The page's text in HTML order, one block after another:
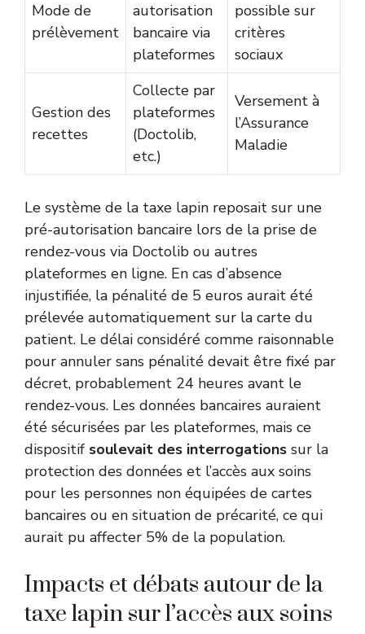
Mode de
prélèvement
autorisation
bancaire via
plateformes
possible sur
critères
sociaux
Gestion des
recettes
Collecte par
plateformes
(Doctolib,
etc.)
Versement à
l’Assurance
Maladie
Le système de la taxe lapin reposait sur une
pré-autorisation bancaire lors de la prise de
rendez-vous via Doctolib ou autres
plateformes en ligne. En cas d’absence
injustifiée, la pénalité de 5 euros aurait été
prélevée automatiquement sur la carte du
patient. Le délai considéré comme raisonnable
pour annuler sans pénalité devait être fixé par
décret, probablement 24 heures avant le
rendez-vous. Les données bancaires auraient
été sécurisées par les plateformes, mais ce
dispositif soulevait des interrogations sur la
protection des données et l’accès aux soins
pour les personnes non équipées de cartes
bancaires ou en situation de précarité, ce qui
aurait pu affecter 5% de la population.
Impacts et débats autour de la
taxe lapin sur l’accès aux soins